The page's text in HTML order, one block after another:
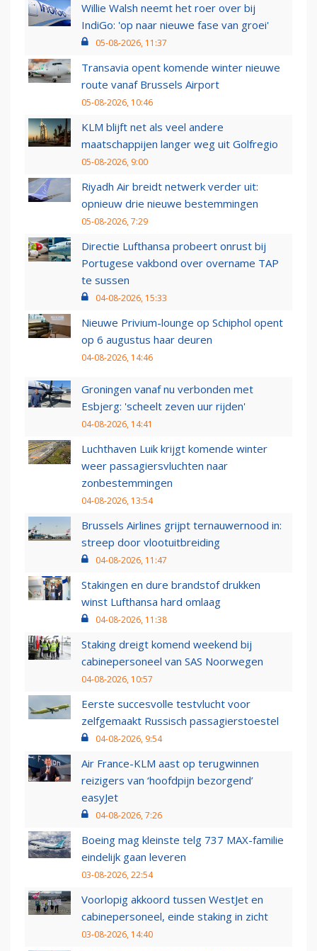
Willie Walsh neemt het roer over bij
IndiGo: 'op naar nieuwe fase van groei'
05-08-2026, 11:37
Transavia opent komende winter nieuwe
route vanaf Brussels Airport
05-08-2026, 10:46
KLM blijft net als veel andere
maatschappijen langer weg uit Golfregio
05-08-2026, 9:00
Riyadh Air breidt netwerk verder uit:
opnieuw drie nieuwe bestemmingen
05-08-2026, 7:29
Directie Lufthansa probeert onrust bij
Portugese vakbond over overname TAP
te sussen
04-08-2026, 15:33
Nieuwe Privium-lounge op Schiphol opent
op 6 augustus haar deuren
04-08-2026, 14:46
Groningen vanaf nu verbonden met
Esbjerg: 'scheelt zeven uur rijden'
04-08-2026, 14:41
Luchthaven Luik krijgt komende winter
weer passagiersvluchten naar
zonbestemmingen
04-08-2026, 13:54
Brussels Airlines grijpt ternauwernood in:
streep door vlootuitbreiding
04-08-2026, 11:47
Stakingen en dure brandstof drukken
winst Lufthansa hard omlaag
04-08-2026, 11:38
Staking dreigt komend weekend bij
cabinepersoneel van SAS Noorwegen
04-08-2026, 10:57
Eerste succesvolle testvlucht voor
zelfgemaakt Russisch passagierstoestel
04-08-2026, 9:54
Air France-KLM aast op terugwinnen
reizigers van ‘hoofdpijn bezorgend’
easyJet
04-08-2026, 7:26
Boeing mag kleinste telg 737 MAX-familie
eindelijk gaan leveren
03-08-2026, 22:54
Voorlopig akkoord tussen WestJet en
cabinepersoneel, einde staking in zicht
03-08-2026, 14:40